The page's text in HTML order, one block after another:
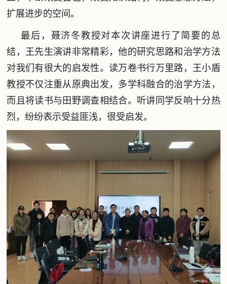
扩展进步的空间。
最后，聂济冬教授对本次讲座进行了简要的总
结，王先生演讲非常精彩，他的研究思路和治学方法
对我们有很大的启发性。读万卷书行万里路，王小盾
教授不仅注重从原典出发，多学科融合的治学方法，
而且将读书与田野调查相结合。听讲同学反响十分热
烈，纷纷表示受益匪浅，很受启发。